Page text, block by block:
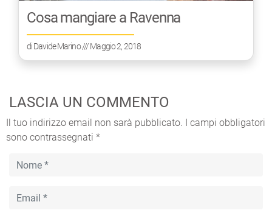
Cosa mangiare a Ravenna
diDavide Marino/// Maggio 2, 2018
LASCIA UN COMMENTO
Il tuo indirizzo email non sarà pubblicato.
I campi obbligatori
sono contrassegnati *